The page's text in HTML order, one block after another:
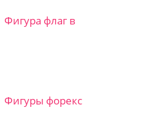
Фигура флаг в
Фигуры форекс